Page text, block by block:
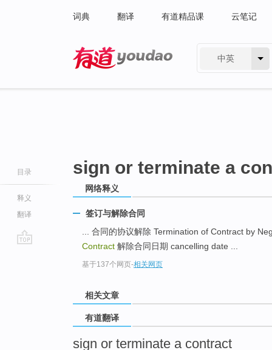
词典 翻译 有道精品课 云笔记
中英
目录
释义
翻译
sign or terminate a
网络释义
签订与解除合同
... 合同的协议解除 Termination of Contract by
Contract 解除合同日期 cancelling date ...
基于137个网页-相关网页
相关文章
有道翻译
sign or terminate a contract